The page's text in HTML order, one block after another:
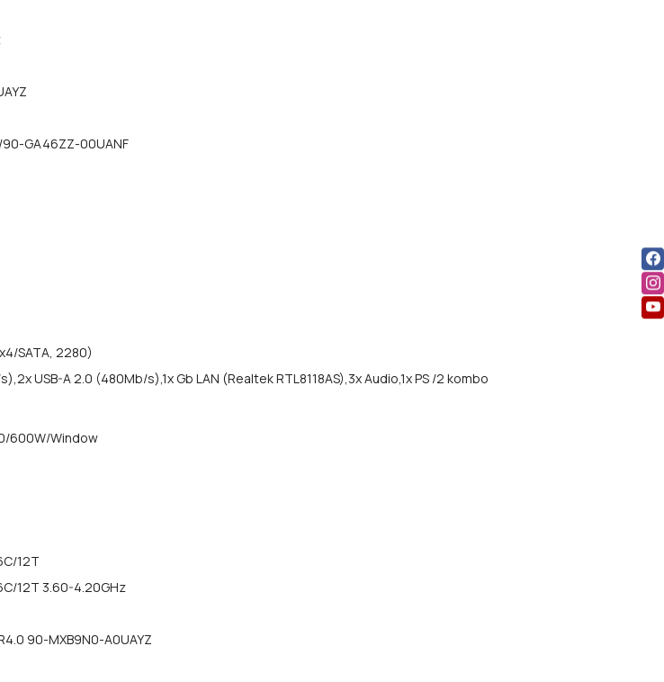
90-GA46ZZ-00UANF
SATA, 2280)
2x USB-A 2.0 (480Mb/s),1x Gb LAN (Realtek RTL8118AS),3x Audio,1x PS /2 kombo
600W/Window
12T
12T 3.60-4.20GHz
90-MXB9N0-A0UAYZ